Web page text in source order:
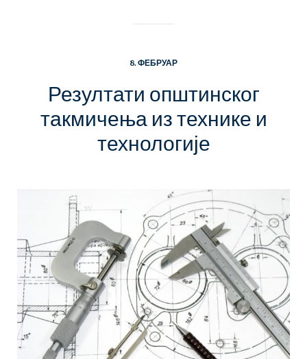
8. ФЕБРУАР
Резултати општинског
такмичења из технике и
технологије